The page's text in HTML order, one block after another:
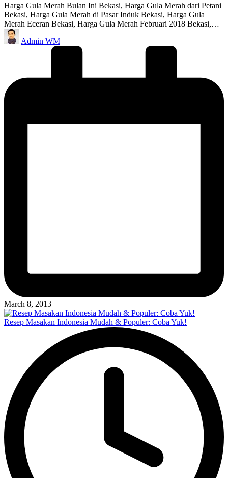
Harga Gula Merah Bulan Ini Bekasi, Harga Gula Merah dari Petani
Bekasi, Harga Gula Merah di Pasar Induk Bekasi, Harga Gula
Merah Eceran Bekasi, Harga Gula Merah Februari 2018 Bekasi,…
Posted
by
Admin WM
March 8, 2013
Resep Masakan Indonesia Mudah & Populer: Coba Yuk!